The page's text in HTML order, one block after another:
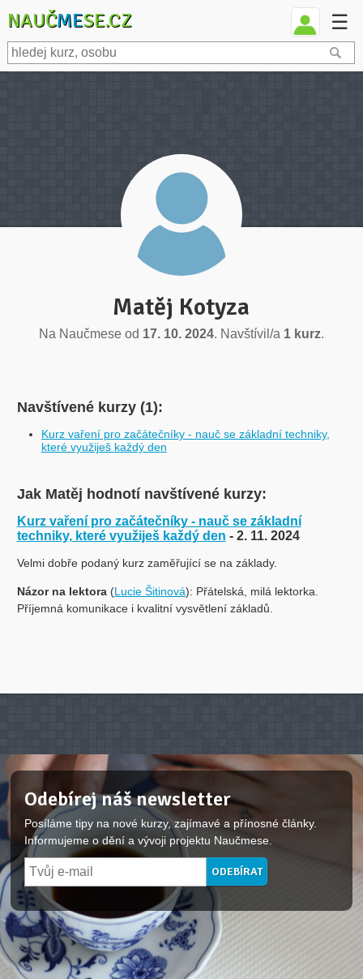
NAUČMESE.CZ ☰
Matěj Kotyza
Na Naučmese od 17. 10. 2024. Navštívil/a 1 kurz.
Navštívené kurzy (1):
Kurz vaření pro začátečníky - nauč se základní techniky,
které využiješ každý den
Jak Matěj hodnotí navštívené kurzy:
Kurz vaření pro začátečníky - nauč se základní
techniky, které využiješ každý den - 2. 11. 2024
Velmi dobře podaný kurz zaměřující se na základy.
Názor na lektora(Lucie Šitinová): Přátelská, milá lektorka.
Příjemná komunikace i kvalitní vysvětlení základů.
Odebírej náš newsletter
Posíláme tipy na nové kurzy, zajímavé a přínosné články.
Informujeme o dění a vývoji projektu Naučmese.